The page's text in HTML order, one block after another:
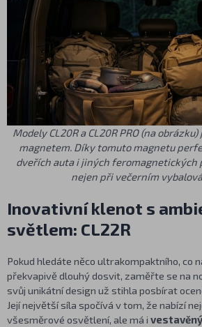
Modely CL20R a CL20R PRO (na
magnetem. Díky tomuto magnetu
dveřích auta i jiných feromagnetických
nejen při večerním
Inovativní klenot s
světlem: CL22R
Pokud hledáte něco ultrakompaktního, co
překvapivě dlouhý dosvit, zaměřte se na
svůj unikátní design už stihla posbírat
Její největší síla spočívá v tom, že nabízí
všesměrové osvětlení, ale má i